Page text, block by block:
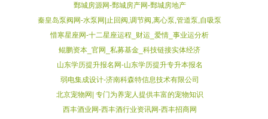
鄄城房源网-鄄城房产网-鄄城房地产
秦皇岛泵阀网-水泵网|止回阀,调节阀,离心泵,管道泵,自吸泵
惜寒星座网-十二星座运程_财运_爱情_事业运分析
鲲鹏资本_官网_私募基金_科技链接实体经济
山东学历提升报名网-山东学历提升专升本报名
弱电集成设计-济南科森特信息技术有限公司
北京宠物网| 专门为养宠人提供丰富的宠物知识
西丰酒业网-西丰酒行业资讯网-西丰招商网